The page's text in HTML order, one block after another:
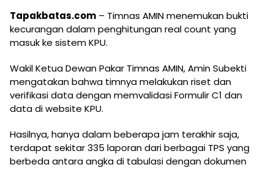
Tapakbatas.com – Timnas AMIN menemukan bukti
kecurangan dalam penghitungan real count yang
masuk ke sistem KPU.
Wakil Ketua Dewan Pakar Timnas AMIN, Amin Subekti
mengatakan bahwa timnya melakukan riset dan
verifikasi data dengan memvalidasi Formulir C1 dan
data di website KPU.
Hasilnya, hanya dalam beberapa jam terakhir saja,
terdapat sekitar 335 laporan dari berbagai TPS yang
berbeda antara angka di tabulasi dengan dokumen